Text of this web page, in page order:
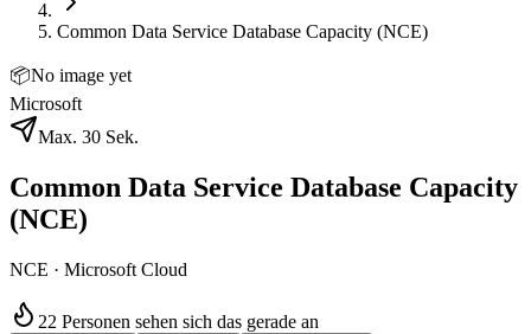
Common Data Service Database Capacity (NCE)
📦No image yet
Microsoft
Max. 30 Sek.
Common Data Service Database Capacity
(NCE)
NCE · Microsoft Cloud
22 Personen sehen sich das gerade an